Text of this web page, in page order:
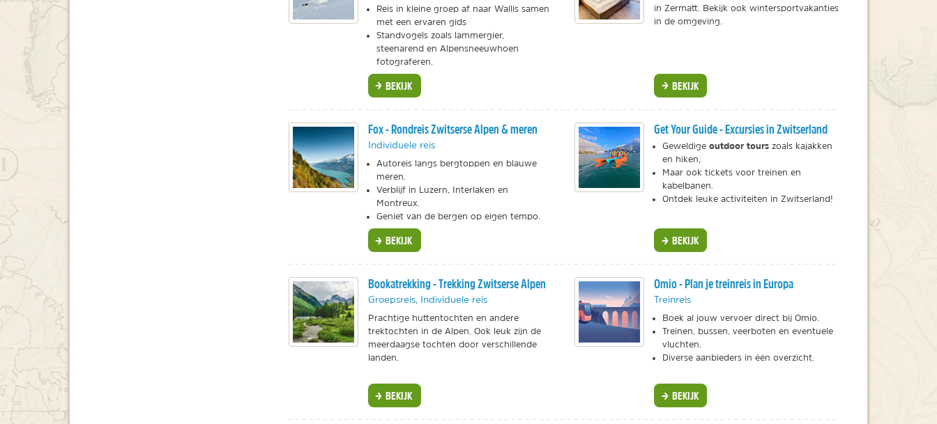
Reis in kleine groep af naar Wallis samen
met een ervaren gids
Standvogels zoals lammergier,
steenarend en Alpensneeuwhoen
fotograferen.
BEKIJK
in Zermatt. Bekijk ook wintersportvakanties
in de omgeving.
BEKIJK
Fox - Rondreis Zwitserse Alpen & meren
Individuele reis
Autoreis langs bergtoppen en blauwe
meren.
Verblijf in Luzern, Interlaken en
Montreux.
Geniet van de bergen op eigen tempo.
BEKIJK
Get Your Guide - Excursies in Zwitserland
Geweldige outdoor tourszoals kajakken
en hiken,
Maar ook tickets voor treinen en
kabelbanen.
Ontdek leuke activiteiten in Zwitserland!
BEKIJK
Bookatrekking - Trekking Zwitserse Alpen
Groepsreis, Individuele reis
Prachtige huttentochten en andere
trektochten in de Alpen. Ook leuk zijn de
meerdaagse tochten door verschillende
landen.
BEKIJK
Omio - Plan je treinreis in Europa
Treinreis
Boek al jouw vervoer direct bij Omio.
Treinen, bussen, veerboten en eventuele
vluchten.
Diverse aanbieders in één overzicht.
BEKIJK